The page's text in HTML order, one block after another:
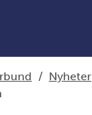
/ Nyheter